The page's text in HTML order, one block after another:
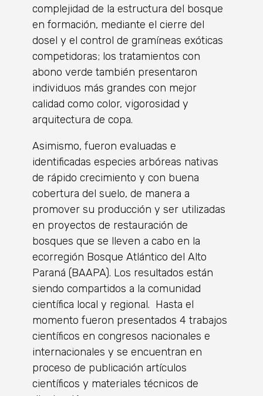
complejidad de la estructura del bosque
en formación, mediante el cierre del
dosel y el control de gramíneas exóticas
competidoras; los tratamientos con
abono verde también presentaron
individuos más grandes con mejor
calidad como color, vigorosidad y
arquitectura de copa.
Asimismo, fueron evaluadas e
identificadas especies arbóreas nativas
de rápido crecimiento y con buena
cobertura del suelo, de manera a
promover su producción y ser utilizadas
en proyectos de restauración de
bosques que se lleven a cabo en la
ecorregión Bosque Atlántico del Alto
Paraná (BAAPA). Los resultados están
siendo compartidos a la comunidad
científica local y regional. Hasta el
momento fueron presentados 4 trabajos
científicos en congresos nacionales e
internacionales y se encuentran en
proceso de publicación artículos
científicos y materiales técnicos de